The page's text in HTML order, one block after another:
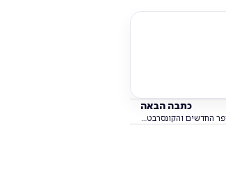
כתבה הבאה
מהפכת החינוך במורשת: בתי הספר החדשים והקונסרבטוריון העירוני מגיעים לקו הסיום